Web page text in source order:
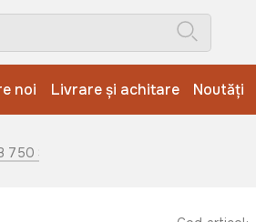
noi Livrare și achitare Noutăți
750 S